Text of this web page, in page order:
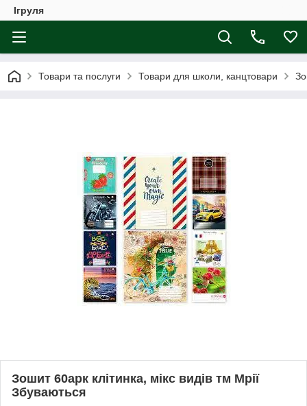
Ігруля
Товари та послуги Товари для школи, канцтовари
Зошит 60арк клітинка, мікс видів тм Мрії
Збуваються